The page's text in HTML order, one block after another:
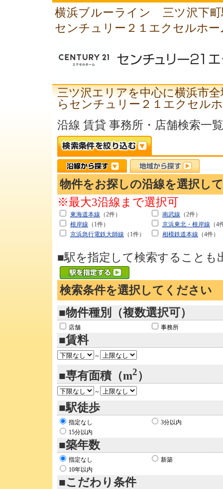
横浜ブルーライン 三ツ沢下町
センチュリー２１エクセルホー
三ツ沢エリアを中心に横浜市
らセンチュリー２１エクセル
沿線 賃貸 事務所・店舗検索一覧
物件をお探しの沿線を選択し
※最大3沿線まで選択可
東海道本線 （2件） 南武線 （2件）
根岸線 （1件） 京浜東北・根岸線 （4
京浜急行電鉄大師線 （1件） 相模鉄道本線 （4件）
■駅を指定して検索することも
検索条件を選択してください
■物件種別（複数選択可）
店舗 事務所
■賃料
～
■専有面積（m2）
～
■駅徒歩
指定なし
3分以内
15分以内
■築年数
指定なし
新築
10年以内
■こだわり条件